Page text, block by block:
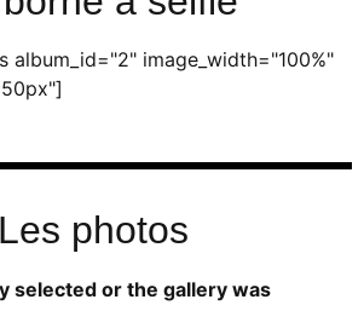
album_id="2" image_width="100%"
Les photos
selected or the gallery was